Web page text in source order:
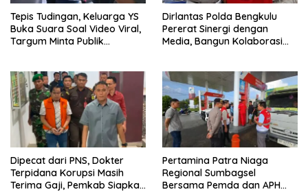
Tepis Tudingan, Keluarga YS
Buka Suara Soal Video Viral,
Targum Minta Publik
Dirlantas Polda Bengkulu
Pererat Sinergi dengan
Media, Bangun Kolaborasi
Dipecat dari PNS, Dokter
Terpidana Korupsi Masih
Terima Gaji, Pemkab Siapkan
Pertamina Patra Niaga
Regional Sumbagsel
Bersama Pemda dan APH